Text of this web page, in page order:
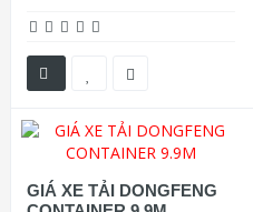
GIÁ XE TẢI DONGFENG